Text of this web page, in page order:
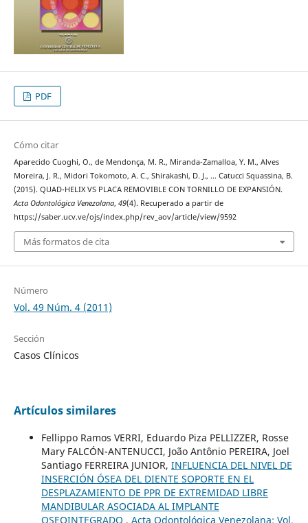
PDF
Cómo citar
Aparecido Cuoghi, O., de Mendonça, M. R., Miranda-Zamalloa, Y. M., Alves
Moreira, J. R., Midori Tokomoto, A. C., Shirakashi, D. J., … Catucci Squassina, B.
(2015). QUAD-HELIX VS PLACA REMOVIBLE CON TORNILLO DE EXPANSIÓN.
Acta Odontológica Venezolana, 49(4). Recuperado a partir de
https://saber.ucv.ve/ojs/index.php/rev_aov/article/view/9592
Más formatos de cita
Número
Vol. 49 Núm. 4 (2011)
Sección
Casos Clínicos
Artículos similares
Fellippo Ramos VERRI, Eduardo Piza PELLIZZER, Rosse
Mary FALCÓN-ANTENUCCI, João Antônio PEREIRA, Joel
Santiago FERREIRA JUNIOR, INFLUENCIA DEL NIVEL DE
INSERCIÓN ÓSEA DEL DIENTE SOPORTE EN EL
DESPLAZAMIENTO DE PPR DE EXTREMIDAD LIBRE
MANDIBULAR ASOCIADA AL IMPLANTE
OSEOINTEGRADO , Acta Odontológica Venezolana: Vol.